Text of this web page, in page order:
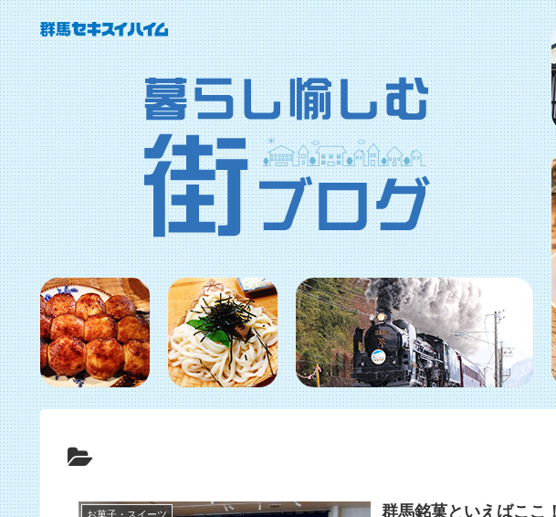
お菓子・スイーツ
群馬銘菓といえばここ